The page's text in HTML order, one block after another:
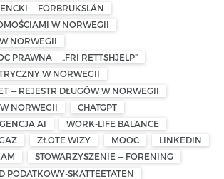
— FORBRUKSLÅN
W NORWEGII
NORWEGII
PRAWNA — „FRI RETTSHJELP”
W NORWEGII
— REJESTR DŁUGÓW W NORWEGII
NORWEGII
CHATGPT
AI
WORK-LIFE BALANCE
ZŁOTE WIZY MOOC
LINKEDIN
STOWARZYSZENIE — FORENING
PODATKOWY-SKATTEETATEN